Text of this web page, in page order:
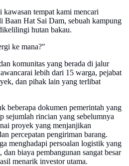
tempat kami mencari
Hat Sai Dam, sebuah kampung
hutan bakau.
ke mana?"
komunitas yang berada di jalur
lebih dari 15 warga, pejabat
dan pihak lain yang terlibat
beberapa dokumen pemerintah yang
sejumlah rincian yang sebelumnya
proyek yang menjanjikan
percepatan pengiriman barang.
menghadapi persoalan logistik yang
biaya pembangunan sangat besar
menarik investor utama.